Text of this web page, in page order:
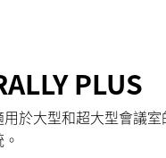
PLUS
用於大型和超大型會議